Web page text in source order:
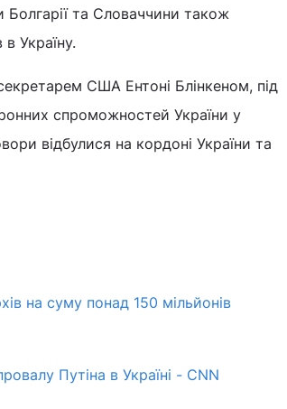
Болгарії та Словаччини також
Україну.
США Ентоні Блінкеном, під
спроможностей України у
відбулися на кордоні України та
на суму понад 150 мільйонів
Путіна в Україні - CNN